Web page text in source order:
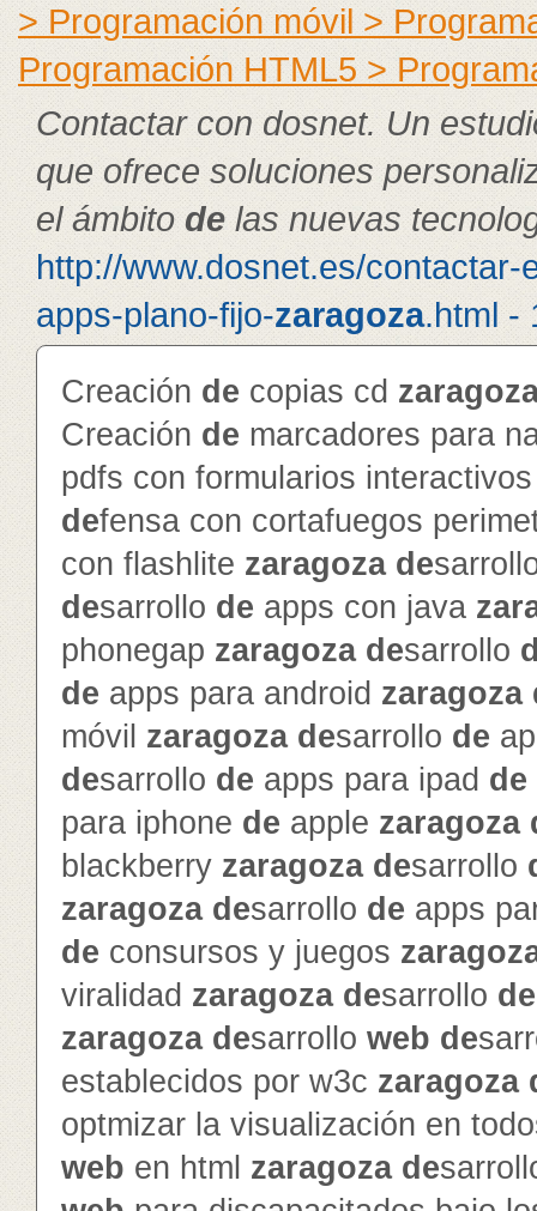
> Programación móvil >
Programación HTML5 >
Contactar con dosnet. Un
que ofrece soluciones
el ámbitode las nuevas
http://www.dosnet.es/contactar-
apps-plano-fijo-zaragoza.html -
Creación de copias cd
Creación de marcadores para
pdfs con formularios
defensa con cortafuegos
con flashlite zaragoza de
desarrollo de apps con java
phonegap zaragoza desarrollo
de apps para android zaragoza
móvil zaragoza desarrollo de
desarrollo de apps para ipad de
para iphone de apple zaragoza
blackberry zaragoza desarrollo
zaragoza desarrollo de apps
de consursos y juegos
viralidad zaragoza desarrollo de
zaragoza desarrollo web de
establecidos por w3c zaragoza
optmizar la visualización en
web en html zaragoza de